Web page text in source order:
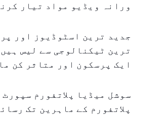
ورانہ ویڈیو مواد تیار
جدید ترین اسٹوڈیوز اور
ترین ٹیکنالوجی سے لیس
ایک پرسکون اور متاثر کن
سوشل میڈیا پلاتفورم
پلاتفورم کے ماہرین تک